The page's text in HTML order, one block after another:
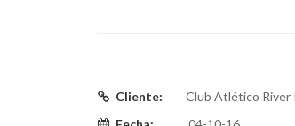
Cliente:
Club Atlético River